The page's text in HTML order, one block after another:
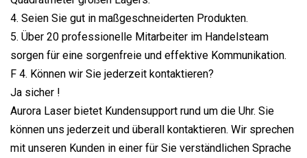
4. Seien Sie gut in maßgeschneiderten Produkten.
5. Über 20 professionelle Mitarbeiter im Handelsteam
sorgen für eine sorgenfreie und effektive Kommunikation.
F 4. Können wir Sie jederzeit kontaktieren?
Ja sicher !
Aurora Laser bietet Kundensupport rund um die Uhr. Sie
können uns jederzeit und überall kontaktieren. Wir sprechen
mit unseren Kunden in einer für Sie verständlichen Sprache